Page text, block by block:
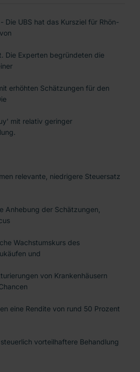
Die UBS hat das Kursziel für Rhön-
Die Experten begründeten die
erhöhten Schätzungen für den
mit relativ geringer
relevante, niedrigere Steuersatz
Anhebung der Schätzungen,
Wachstumskurs des
und
von Krankenhäusern
eine Rendite von rund 50 Prozent
vorteilhaftere Behandlung